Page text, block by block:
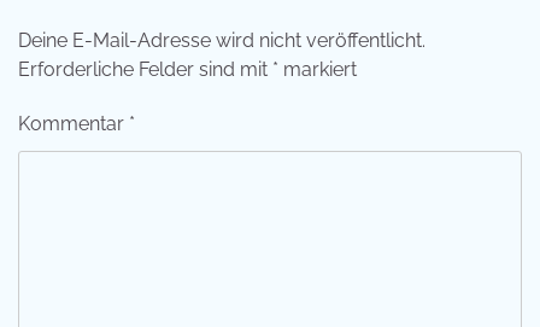
Deine E-Mail-Adresse wird nicht veröffentlicht.
Erforderliche Felder sind mit * markiert
Kommentar *